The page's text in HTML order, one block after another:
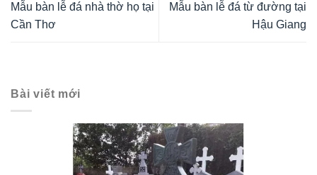
Mẫu bàn lễ đá nhà thờ họ tại
Cần Thơ
Mẫu bàn lễ đá từ đường tại
Hậu Giang
Bài viết mới